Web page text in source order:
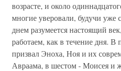
возрасте, и около
многие уверовали, будучи уже
днем разумеется настоящий
работаем, как в течение дня. В
призвал Эноха, Ноя и их
Авраама, в шестом - Моисея и